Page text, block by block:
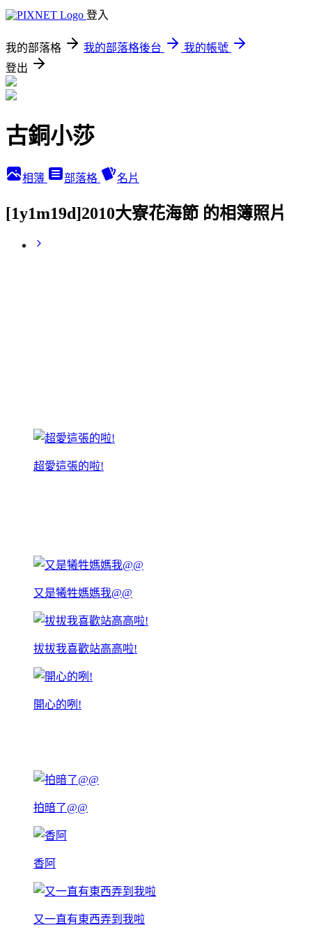
登入
我的部落格 我的部落格後台
我的帳號
登出
古銅小莎
相簿 部落格 名片
[1y1m19d]2010大寮花海節 的相簿照片
超愛這張的啦!
又是犧牲媽媽我@@
拔拔我喜歡站高高啦!
開心的咧!
拍暗了@@
香阿
又一直有東西弄到我啦